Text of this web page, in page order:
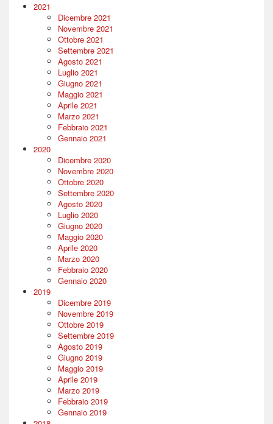
2021
Dicembre 2021
Novembre 2021
Ottobre 2021
Settembre 2021
Agosto 2021
Luglio 2021
Giugno 2021
Maggio 2021
Aprile 2021
Marzo 2021
Febbraio 2021
Gennaio 2021
2020
Dicembre 2020
Novembre 2020
Ottobre 2020
Settembre 2020
Agosto 2020
Luglio 2020
Giugno 2020
Maggio 2020
Aprile 2020
Marzo 2020
Febbraio 2020
Gennaio 2020
2019
Dicembre 2019
Novembre 2019
Ottobre 2019
Settembre 2019
Agosto 2019
Giugno 2019
Maggio 2019
Aprile 2019
Marzo 2019
Febbraio 2019
Gennaio 2019